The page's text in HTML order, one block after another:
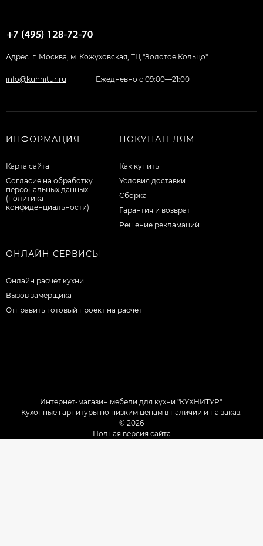
Адрес: г. Москва, м. Кожуховская, ТЦ "Золотое Кольцо"
info@kuhnitur.ru Ежедневно с 09:00—21:00
ИНФОРМАЦИЯ
Карта сайта
Согласие на обработку
персональных данных
(политика
конфиденциальности)
ПОКУПАТЕЛЯМ
Как купить
Условия доставки
Сборка
Гарантия и возврат
Решение рекламаций
ОНЛАЙН СЕРВИСЫ
Онлайн расчет кухни
Вызов замерщика
Отправить готовый проект на расчет
Интернет-магазин мебели для кухни "КУХНИТУР".
Кухонные гарнитуры по низким ценам в наличии и на заказ.
© 2026
Полная версия сайта